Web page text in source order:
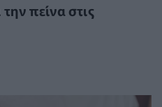
πείνα στις